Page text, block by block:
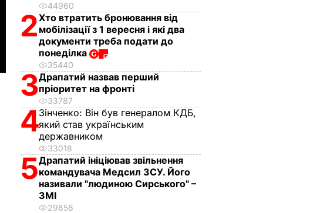
44960
2Хто втратить бронювання від
мобілізації з 1 вересня і які два
документи треба подати до
понеділка
35440
3Драпатий назвав перший
пріоритет на фронті
33787
4Зінченко: Він був генералом КДБ,
який став українським
державником
33018
5Драпатий ініціював звільнення
командувача Медсил ЗСУ. Його
називали "людиною Сирського" –
ЗМІ
29858